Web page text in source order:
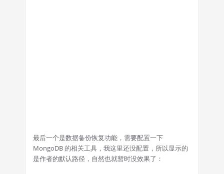
最后一个是数据备份恢复功能，需要配置一下
MongoDB 的相关工具，我这里还没配置，所以显示的
是作者的默认路径，自然也就暂时没效果了：